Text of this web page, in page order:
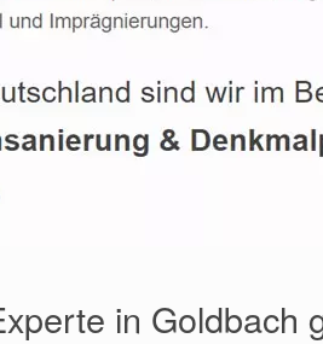
in Goldbach